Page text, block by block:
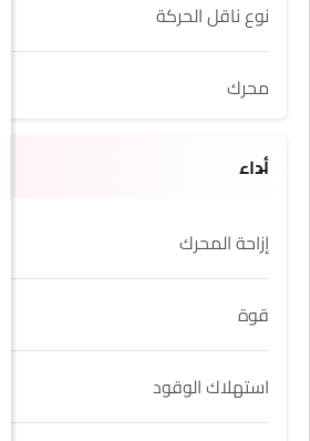
نوع ناقل الحركة
محرك
أداء
إزاحة المحرك
قوة
استهلاك الوقود